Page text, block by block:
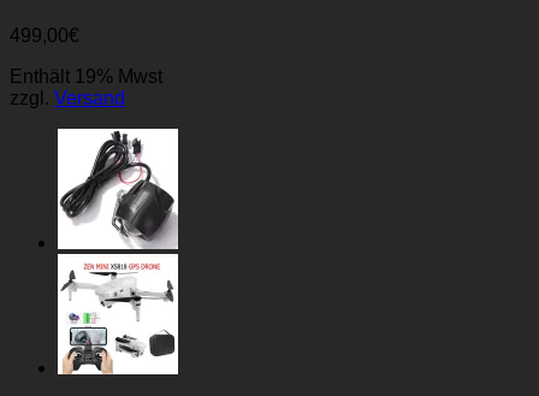
499,00€
Enthält 19% Mwst
zzgl. Versand